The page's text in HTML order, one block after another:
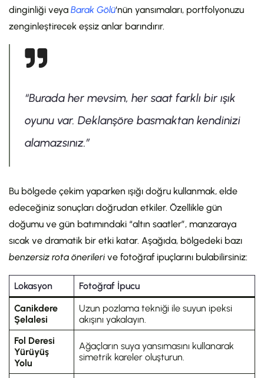
dinginliği veya Barak Gölü‘nün yansımaları, portfolyonuzu
zenginleştirecek eşsiz anlar barındırır.
“Burada her mevsim, her saat farklı bir ışık
oyunu var. Deklanşöre basmaktan kendinizi
alamazsınız.”
Bu bölgede çekim yaparken ışığı doğru kullanmak, elde
edeceğiniz sonuçları doğrudan etkiler. Özellikle gün
doğumu ve gün batımındaki “altın saatler”, manzaraya
sıcak ve dramatik bir etki katar. Aşağıda, bölgedeki bazı
benzersiz rota önerileri ve fotoğraf ipuçlarını bulabilirsiniz:
Lokasyon
Fotoğraf İpucu
Canikdere
Şelalesi
Uzun pozlama tekniği ile suyun ipeksi
akışını yakalayın.
Fol Deresi
Yürüyüş
Yolu
Ağaçların suya yansımasını kullanarak
simetrik kareler oluşturun.